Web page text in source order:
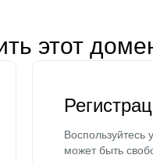
этот
может быть